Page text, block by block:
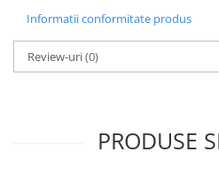
Informatii conformitate produs
Review-uri(0)
PRODUSE